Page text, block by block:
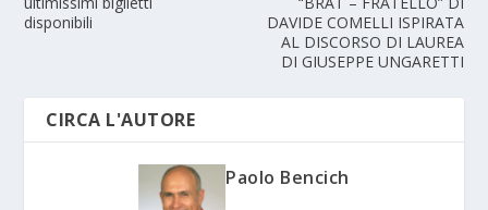
disponibili
DAVIDE COMELLI ISPIRATA
AL DISCORSO DI LAUREA
DI GIUSEPPE UNGARETTI
CIRCA L'AUTORE
Paolo Bencich